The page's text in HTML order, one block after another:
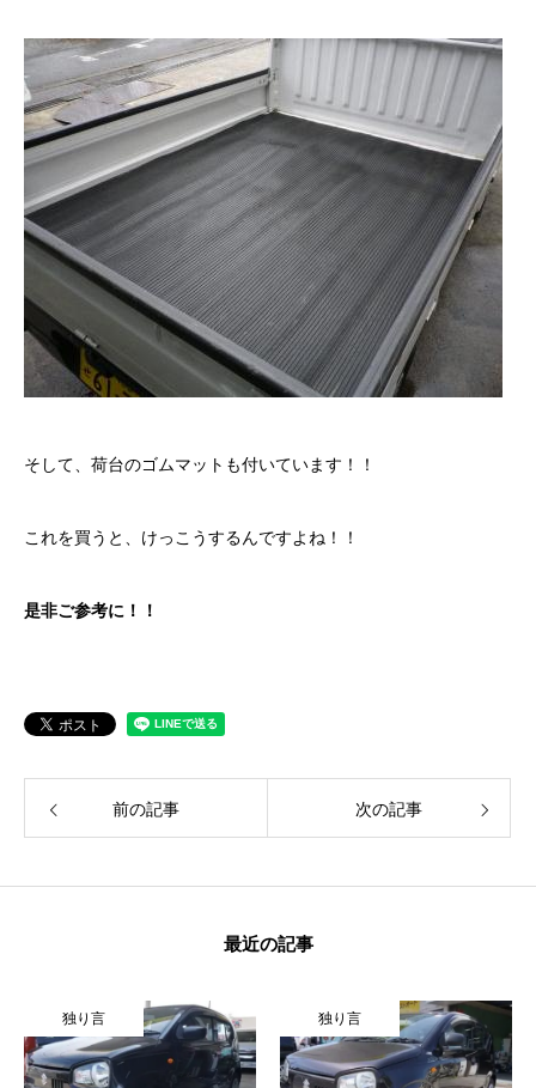
そして、荷台のゴムマットも付いています！！
これを買うと、けっこうするんですよね！！
是非ご参考に！！
前の記事 次の記事
最近の記事
独り言 独り言